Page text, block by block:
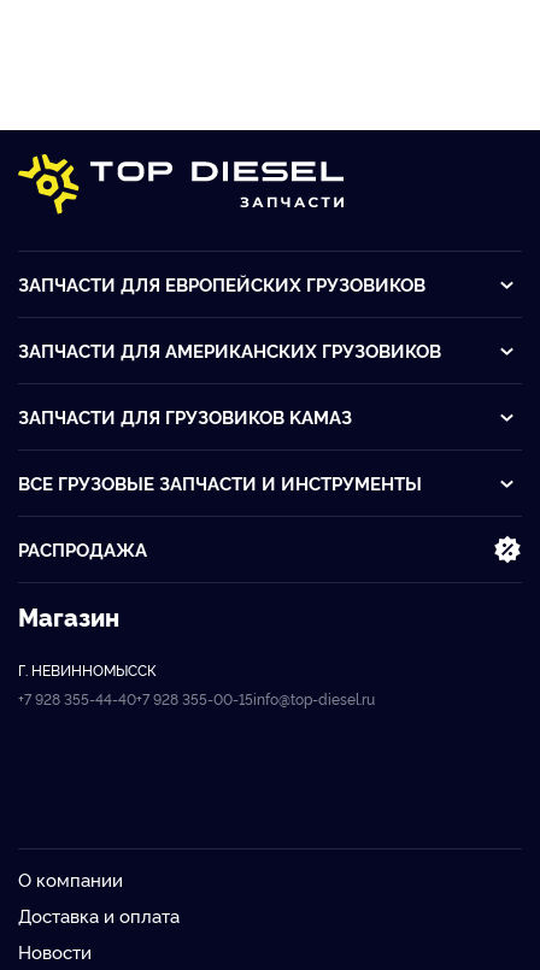
ЗАПЧАСТИ ДЛЯ ЕВРОПЕЙСКИХ ГРУЗОВИКОВ
ЗАПЧАСТИ ДЛЯ АМЕРИКАНСКИХ ГРУЗОВИКОВ
ЗАПЧАСТИ ДЛЯ ГРУЗОВИКОВ KАМАЗ
ВСЕ ГРУЗОВЫЕ ЗАПЧАСТИ И ИНСТРУМЕНТЫ
РАСПРОДАЖА
Магазин
Г. НЕВИННОМЫССК
+7 928 355-44-40+7 928 355-00-15info@top-diesel.ru
О компании
Доставка и оплата
Новости